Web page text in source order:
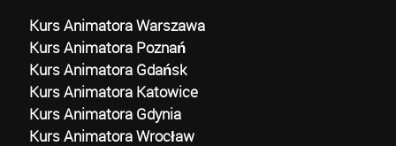
Kurs Animatora Warszawa
Kurs Animatora Poznań
Kurs Animatora Gdańsk
Kurs Animatora Katowice
Kurs Animatora Gdynia
Kurs Animatora Wrocław